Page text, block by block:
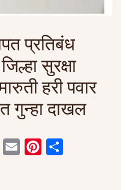
प्रतिबंध
सुरक्षा
हरी पवार
गुन्हा दाखल
M
E